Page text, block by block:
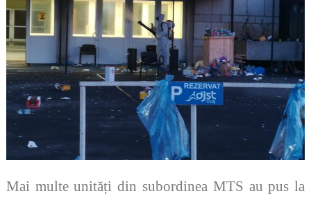
Mai multe unități din subordinea MTS au pus la